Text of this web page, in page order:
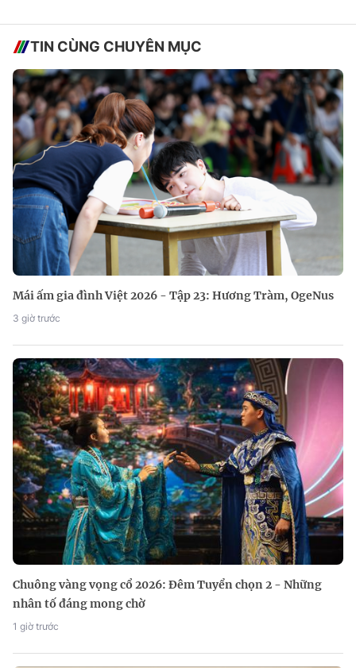
TIN CÙNG CHUYÊN MỤC
Mái ấm gia đình Việt 2026 - Tập 23: Hương Tràm, OgeNus
3 giờ trước
Chuông vàng vọng cổ 2026: Đêm Tuyển chọn 2 - Những
nhân tố đáng mong chờ
1 giờ trước